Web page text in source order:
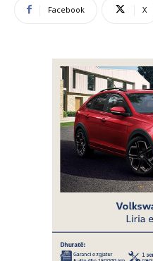
Facebook X